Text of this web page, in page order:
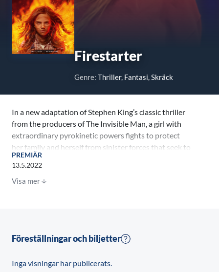
Firestarter
Genre: Thriller, Fantasi, Skräck
In a new adaptation of Stephen King’s classic thriller
from the producers of The Invisible Man, a girl with
extraordinary pyrokinetic powers fights to protect
her family and herself from sinister forces that seek to
capture and control her.
For more than a decade, parents Andy (Zac Efron;
Armstrong; American Horror Story: Double Feature,
that wants to harness her unprecedented gift for
PREMIÄR
13.5.2022
Visa mer
Föreställningar och biljetter
Inga visningar har publicerats.